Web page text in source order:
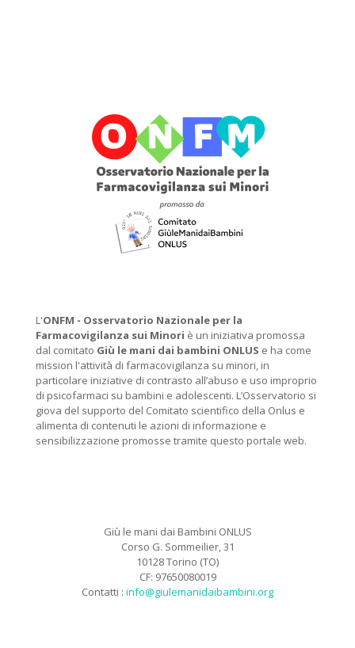
L'ONFM - Osservatorio Nazionale per la
Farmacovigilanza sui Minori è un iniziativa promossa
dal comitato Giù le mani dai bambini ONLUS e ha come
mission l'attività di farmacovigilanza su minori, in
particolare iniziative di contrasto all’abuso e uso improprio
di psicofarmaci su bambini e adolescenti. L’Osservatorio si
giova del supporto del Comitato scientifico della Onlus e
alimenta di contenuti le azioni di informazione e
sensibilizzazione promosse tramite questo portale web.
Giù le mani dai Bambini ONLUS
Corso G. Sommeilier, 31
10128 Torino (TO)
CF: 97650080019
Contatti : info@giulemanidaibambini.org